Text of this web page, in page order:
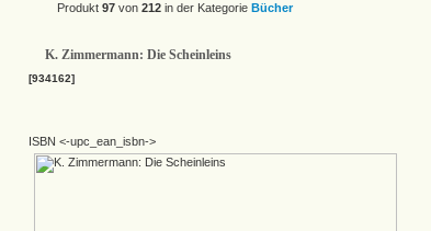
Produkt 97 von 212 in der Kategorie Bücher
K. Zimmermann: Die Scheinleins
[934162]
ISBN <-upc_ean_isbn->